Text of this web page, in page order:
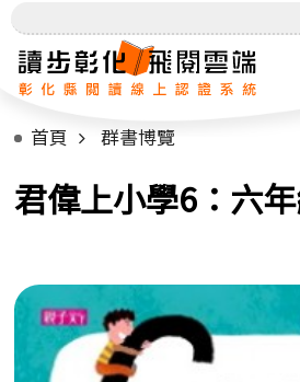
首頁 群書博覽
君偉上小學6：六